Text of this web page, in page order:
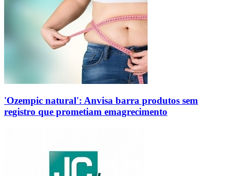
'Ozempic natural': Anvisa barra produtos sem
registro que prometiam emagrecimento